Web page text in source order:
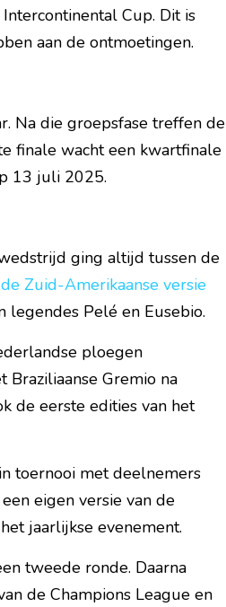
Cup. Dit is
aan de ontmoetingen.
Na die groepsfase treffen de
finale wacht een kwartfinale
13 juli 2025.
ging altijd tussen de
de Zuid-Amerikaanse versie
Pelé en Eusebio.
ploegen
Gremio na
de eerste edities van het
toernooi met deelnemers
eigen versie van de
jaarlijkse evenement.
tweede ronde. Daarna
de Champions League en